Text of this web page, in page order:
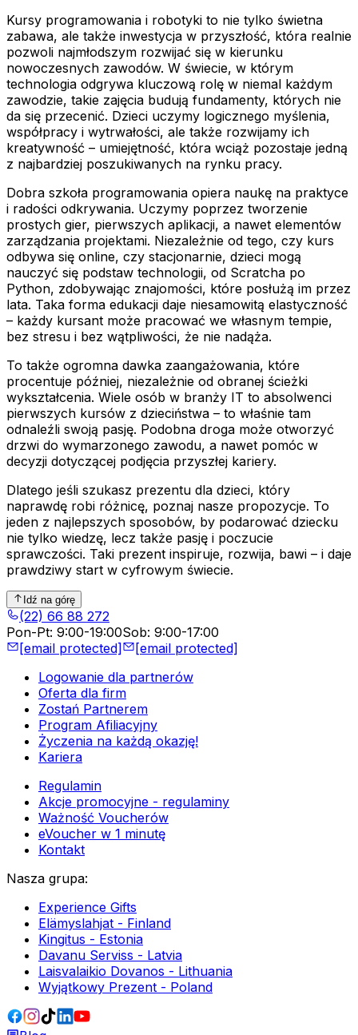
Kursy programowania i robotyki to nie tylko świetna
zabawa, ale także inwestycja w przyszłość, która realnie
pozwoli najmłodszym rozwijać się w kierunku
nowoczesnych zawodów. W świecie, w którym
technologia odgrywa kluczową rolę w niemal każdym
zawodzie, takie zajęcia budują fundamenty, których nie
da się przecenić. Dzieci uczymy logicznego myślenia,
współpracy i wytrwałości, ale także rozwijamy ich
kreatywność – umiejętność, która wciąż pozostaje jedną
z najbardziej poszukiwanych na rynku pracy.
Dobra szkoła programowania opiera naukę na praktyce
i radości odkrywania. Uczymy poprzez tworzenie
prostych gier, pierwszych aplikacji, a nawet elementów
zarządzania projektami. Niezależnie od tego, czy kurs
odbywa się online, czy stacjonarnie, dzieci mogą
nauczyć się podstaw technologii, od Scratcha po
Python, zdobywając znajomości, które posłużą im przez
lata. Taka forma edukacji daje niesamowitą elastyczność
– każdy kursant może pracować we własnym tempie,
bez stresu i bez wątpliwości, że nie nadąża.
To także ogromna dawka zaangażowania, które
procentuje później, niezależnie od obranej ścieżki
wykształcenia. Wiele osób w branży IT to absolwenci
pierwszych kursów z dzieciństwa – to właśnie tam
odnaleźli swoją pasję. Podobna droga może otworzyć
drzwi do wymarzonego zawodu, a nawet pomóc w
decyzji dotyczącej podjęcia przyszłej kariery.
Dlatego jeśli szukasz prezentu dla dzieci, który
naprawdę robi różnicę, poznaj nasze propozycje. To
jeden z najlepszych sposobów, by podarować dziecku
nie tylko wiedzę, lecz także pasję i poczucie
sprawczości. Taki prezent inspiruje, rozwija, bawi – i daje
prawdziwy start w cyfrowym świecie.
Idź na górę
(22) 66 88 272
Pon-Pt: 9:00-19:00Sob: 9:00-17:00
[email protected]
[email protected]
Logowanie dla partnerów
Oferta dla firm
Zostań Partnerem
Program Afiliacyjny
Życzenia na każdą okazję!
Kariera
Regulamin
Akcje promocyjne - regulaminy
Ważność Voucherów
eVoucher w 1 minutę
Kontakt
Nasza grupa:
Experience Gifts
Elämyslahjat - Finland
Kingitus - Estonia
Davanu Serviss - Latvia
Laisvalaikio Dovanos - Lithuania
Wyjątkowy Prezent - Poland